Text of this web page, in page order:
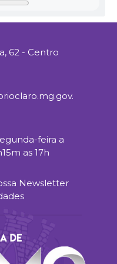
Reais)
de Estrutura,
Levantamento
da Edificação; Análise
62 - Centro
feira a
as 17h
Newsletter